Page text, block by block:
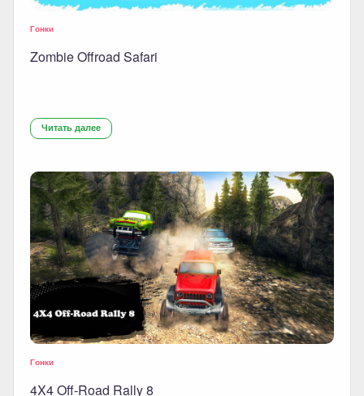
Гонки
Zombie Offroad Safari
Читать далее
Гонки
4X4 Off-Road Rally 8